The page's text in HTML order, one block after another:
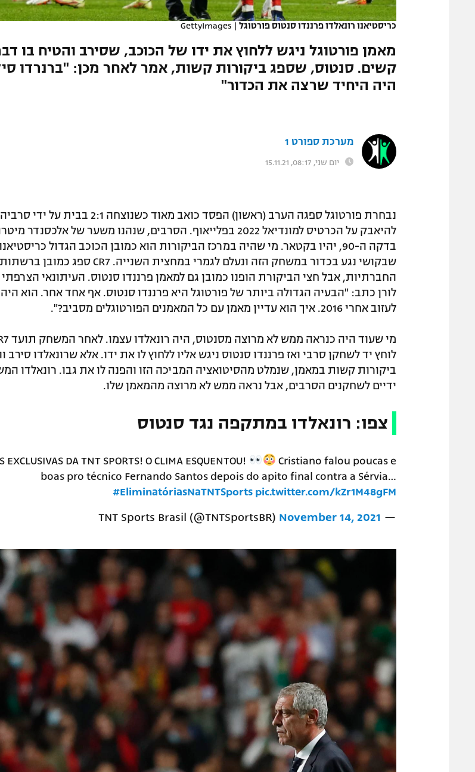
המגזין
כריסטיאנו רונאלדו פרננדו סנטוס פורטוגל |
GettyImages
מאמן פורטוגל ניגש ללחוץ את ידו של הכוכב, שסירב והטיח בו
קשים. סנטוס, שספג ביקורות קשות, אמר לאחר מכן: "ברנרדו
היה היחיד שרצה את הכדור"
מערכת ספורט 1
יום שני, 08:17, 15.11.21
נבחרת פורטוגל ספגה הערב (ראשון) הפסד כואב מאוד כשנוצחה
להיאבק על הכרטיס למונדיאל 2022 בפלייאוף. הסרבים, שנהנו משער של אלכסנדר
בדקה ה-90, יהיו בקטאר. מי שהיה במרכז הביקורות הוא כמובן הכוכב הגדול
שבקושי נגע בכדור במשחק הזה ונעלם לגמרי במחצית השנייה. CR7 ספג כמובן ברשתות
החברתיות, אבל חצי הביקורת הופנו כמובן גם למאמן פרננדו סנטוס. העיתונאי הצרפתי
לורן כתב: "הבעיה הגדולה ביותר של פורטוגל היא פרננדו סנטוס. אף אחד אחר. הוא
לעזוב אחרי 2016. איך הוא עדיין מאמן עם כל המאמנים הפורטוגלים מסביב?".
לוחץ יד לשחקן סרבי ואז פרננדו סנטוס ניגש אליו ללחוץ לו את ידו. אלא שרונאלדו סירב
ביקורות קשות במאמן, שנמלט מהסיטואציה המביכה הזו והפנה לו את גבו. רונאלדו
ידיים לשחקנים הסרבים, אבל נראה ממש לא מרוצה מהמאמן שלו.
צפו: רונאלדו במתקפה נגד סנטוס
EXCLUSIVAS DA TNT SPORTS! O CLIMA ESQUENTOU!
Cristiano falou poucas e
boas pro técnico Fernando Santos depois do apito final contra a Sérvia…
#EliminatóriasNaTNTSports pic.twitter.com/kZr1M48gFM
— TNT Sports Brasil (@TNTSportsBR)
November 14, 2021